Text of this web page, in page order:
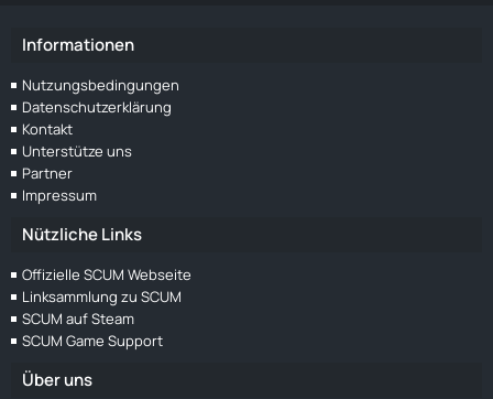
Informationen
Nutzungsbedingungen
Datenschutzerklärung
Kontakt
Unterstütze uns
Partner
Impressum
Nützliche Links
Offizielle SCUM Webseite
Linksammlung zu SCUM
SCUM auf Steam
SCUM Game Support
Über uns